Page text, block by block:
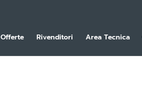
Offerte Rivenditori Area Tecnica